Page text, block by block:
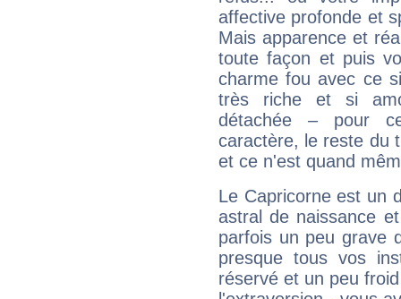
affective profonde et
Mais apparence et
toute façon et puis
charme fou avec ce
très riche et si
détachée – pour
caractère, le reste du
et ce n'est quand
Le Capricorne est un
astral de naissance
parfois un peu grave
presque tous vos
réservé et un peu